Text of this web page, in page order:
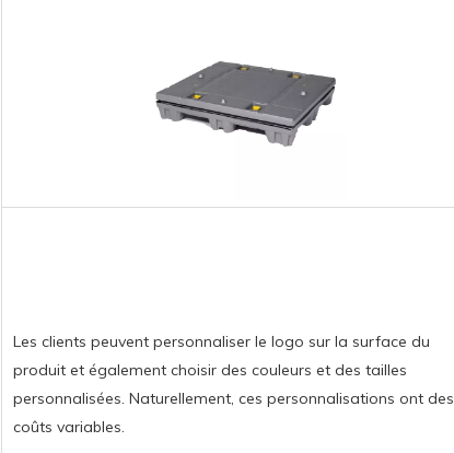
Les clients peuvent personnaliser le logo sur la surface du
produit et également choisir des couleurs et des tailles
personnalisées. Naturellement, ces personnalisations ont des
coûts variables.